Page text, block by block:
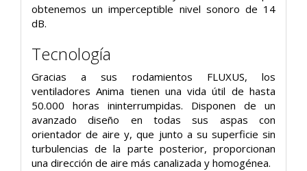
obtenemos un imperceptible nivel sonoro de 14
dB.
Tecnología
Gracias a sus rodamientos FLUXUS, los
ventiladores Anima tienen una vida útil de hasta
50.000 horas ininterrumpidas. Disponen de un
avanzado diseño en todas sus aspas con
orientador de aire y, que junto a su superficie sin
turbulencias de la parte posterior, proporcionan
una dirección de aire más canalizada y homogénea.